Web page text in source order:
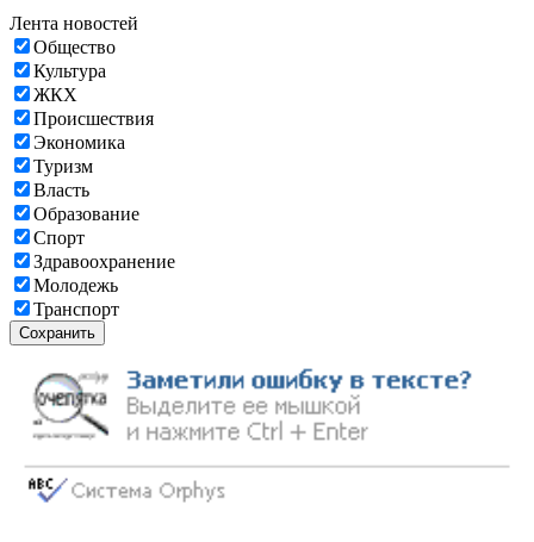
Лента новостей
Общество
Культура
ЖКХ
Происшествия
Экономика
Туризм
Власть
Образование
Спорт
Здравоохранение
Молодежь
Транспорт
Сохранить